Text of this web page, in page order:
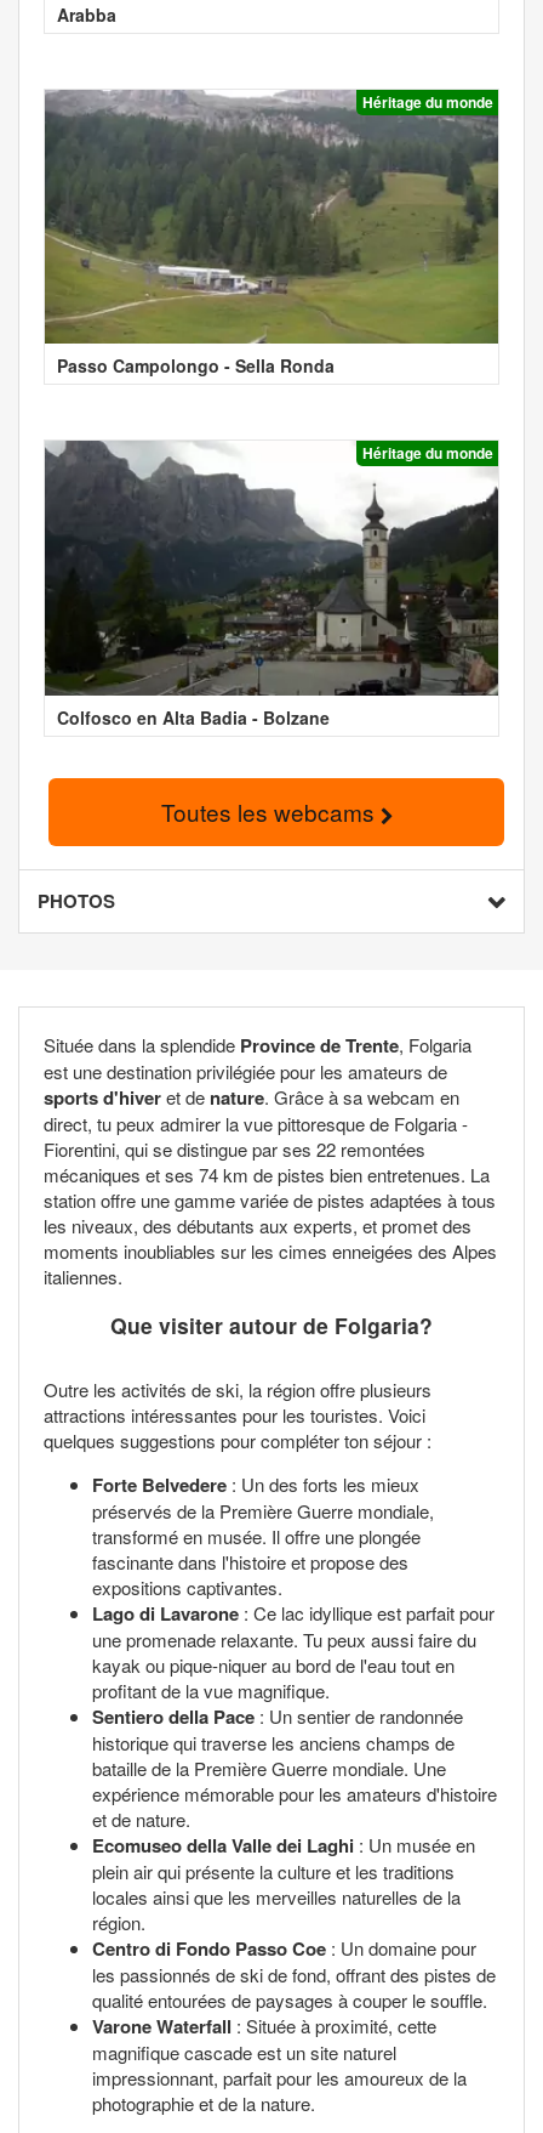
Arabba
Héritage du monde
Passo Campolongo - Sella Ronda
Héritage du monde
Colfosco en Alta Badia - Bolzane
Toutes les webcams
PHOTOS
Située dans la splendide Province de Trente, Folgaria
est une destination privilégiée pour les amateurs de
sports d'hiveret de nature. Grâce à sa webcam en
direct, tu peux admirer la vue pittoresque de Folgaria -
Fiorentini, qui se distingue par ses 22 remontées
mécaniques et ses 74 km de pistes bien entretenues. La
station offre une gamme variée de pistes adaptées à tous
les niveaux, des débutants aux experts, et promet des
moments inoubliables sur les cimes enneigées des Alpes
italiennes.
Que visiter autour de Folgaria?
Outre les activités de ski, la région offre plusieurs
attractions intéressantes pour les touristes. Voici
quelques suggestions pour compléter ton séjour :
Forte Belvedere : Un des forts les mieux
préservés de la Première Guerre mondiale,
transformé en musée. Il offre une plongée
fascinante dans l'histoire et propose des
expositions captivantes.
Lago di Lavarone : Ce lac idyllique est parfait pour
une promenade relaxante. Tu peux aussi faire du
kayak ou pique-niquer au bord de l'eau tout en
profitant de la vue magnifique.
Sentiero della Pace : Un sentier de randonnée
historique qui traverse les anciens champs de
bataille de la Première Guerre mondiale. Une
expérience mémorable pour les amateurs d'histoire
et de nature.
Ecomuseo della Valle dei Laghi : Un musée en
plein air qui présente la culture et les traditions
locales ainsi que les merveilles naturelles de la
région.
Centro di Fondo Passo Coe : Un domaine pour
les passionnés de ski de fond, offrant des pistes de
qualité entourées de paysages à couper le souffle.
Varone Waterfall : Située à proximité, cette
magnifique cascade est un site naturel
impressionnant, parfait pour les amoureux de la
photographie et de la nature.